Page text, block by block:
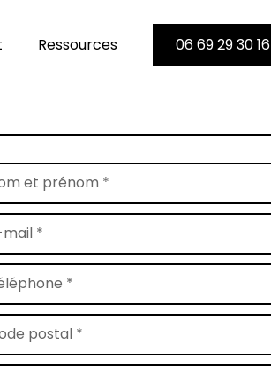
Ressources 06 69 29 30 16